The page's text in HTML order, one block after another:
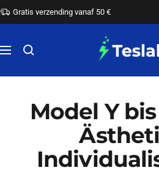
Rechtstreeks
naar
inhoud
Gratis verzending vanaf 50 €
Navigatie
Teslabs
Model Y